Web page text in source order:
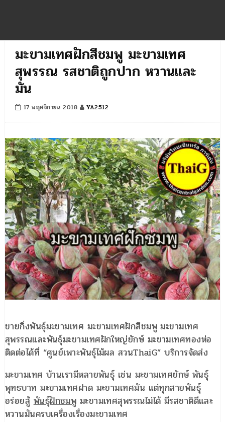
มะขามเทศฝักสีชมพู มะขามเทศ
สุพรรณ รสชาติถูกปาก หวานและ
มัน
17 พฤศจิกายน 2018 YA2512
ขายกิ่งพันธุ์มะขามเทศ มะขามเทศฝักสีชมพู มะขามเทศ
สุพรรณและพันธุ์มะขามเทศฝักใหญ่ยักษ์ มะขามเทศทองห่อ
ติดต่อได้ที่ “ศูนย์เพาะพันธุ์ไม้ผล สวนThaiG” บริการจัดส่ง
มะขามเทศ บ้านเรามีหลายพันธุ์ เช่น มะขามเทศยักษ์ พันธุ์
พุทธบาท มะขามเทศฝาด มะขามเทศมัน แต่ทุกสายพันธุ์
อร่อยสู้พันธุ์ฝักชมพู มะขามเทศสุพรรณไม่ได้ มีรสชาติดีและ
หวานมันครบเครื่องเรื่องมะขามเทศ